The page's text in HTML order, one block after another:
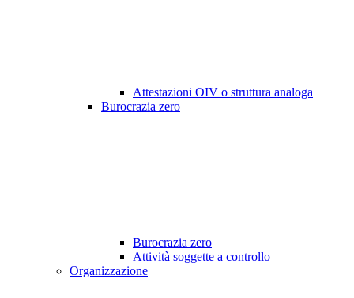
Attestazioni OIV o struttura analoga
Burocrazia zero
Burocrazia zero
Attività soggette a controllo
Organizzazione